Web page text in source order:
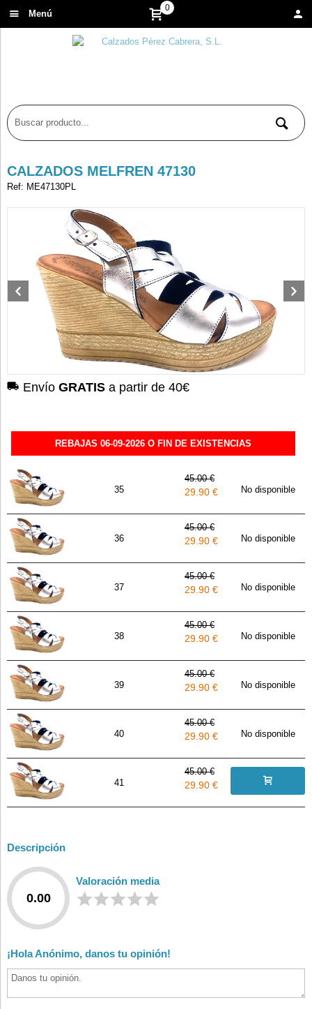
0
CALZADOS MELFREN 47130
Ref: ME47130PL
Envío GRATIS a partir de 40€
REBAJAS 06-09-2026 O FIN DE EXISTENCIAS
35
45.00 €
29.90 € No disponible
36
45.00 €
29.90 € No disponible
37
45.00 €
29.90 € No disponible
38
45.00 €
29.90 € No disponible
39
45.00 €
29.90 € No disponible
40
45.00 €
29.90 € No disponible
41
45.00 €
29.90 €
Descripción
0.00
Valoración media
¡Hola Anónimo, danos tu opinión!
Menú